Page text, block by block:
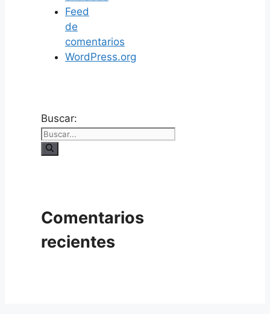
Feed
de
comentarios
WordPress.org
Buscar:
Comentarios
recientes